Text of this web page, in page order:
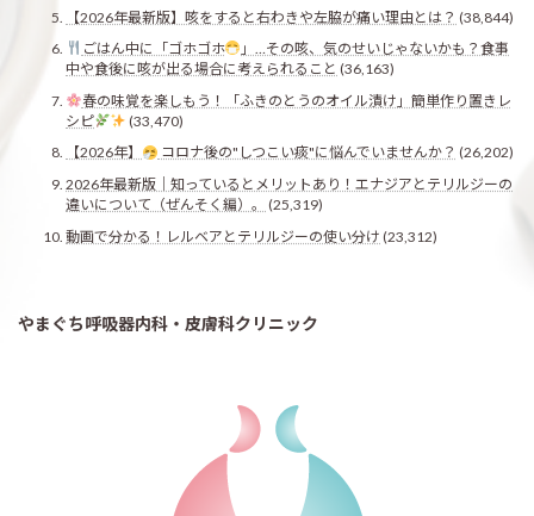
【2026年最新版】咳をすると右わきや左脇が痛い理由とは？ (38,844)
ごはん中に「ゴホゴホ
」…その咳、気のせいじゃないかも？食事
中や食後に咳が出る場合に考えられること (36,163)
春の味覚を楽しもう！「ふきのとうのオイル漬け」簡単作り置きレ
シピ
(33,470)
【2026年】
コロナ後の"しつこい痰"に悩んでいませんか？ (26,202)
2026年最新版｜知っているとメリットあり！エナジアとテリルジーの
違いについて（ぜんそく編）。
(25,319)
動画で分かる！レルベアとテリルジーの使い分け (23,312)
やまぐち呼吸器内科・皮膚科クリニック